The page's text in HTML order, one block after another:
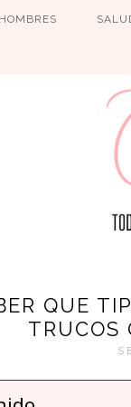
HOMBRES
QUE
TRUCOS